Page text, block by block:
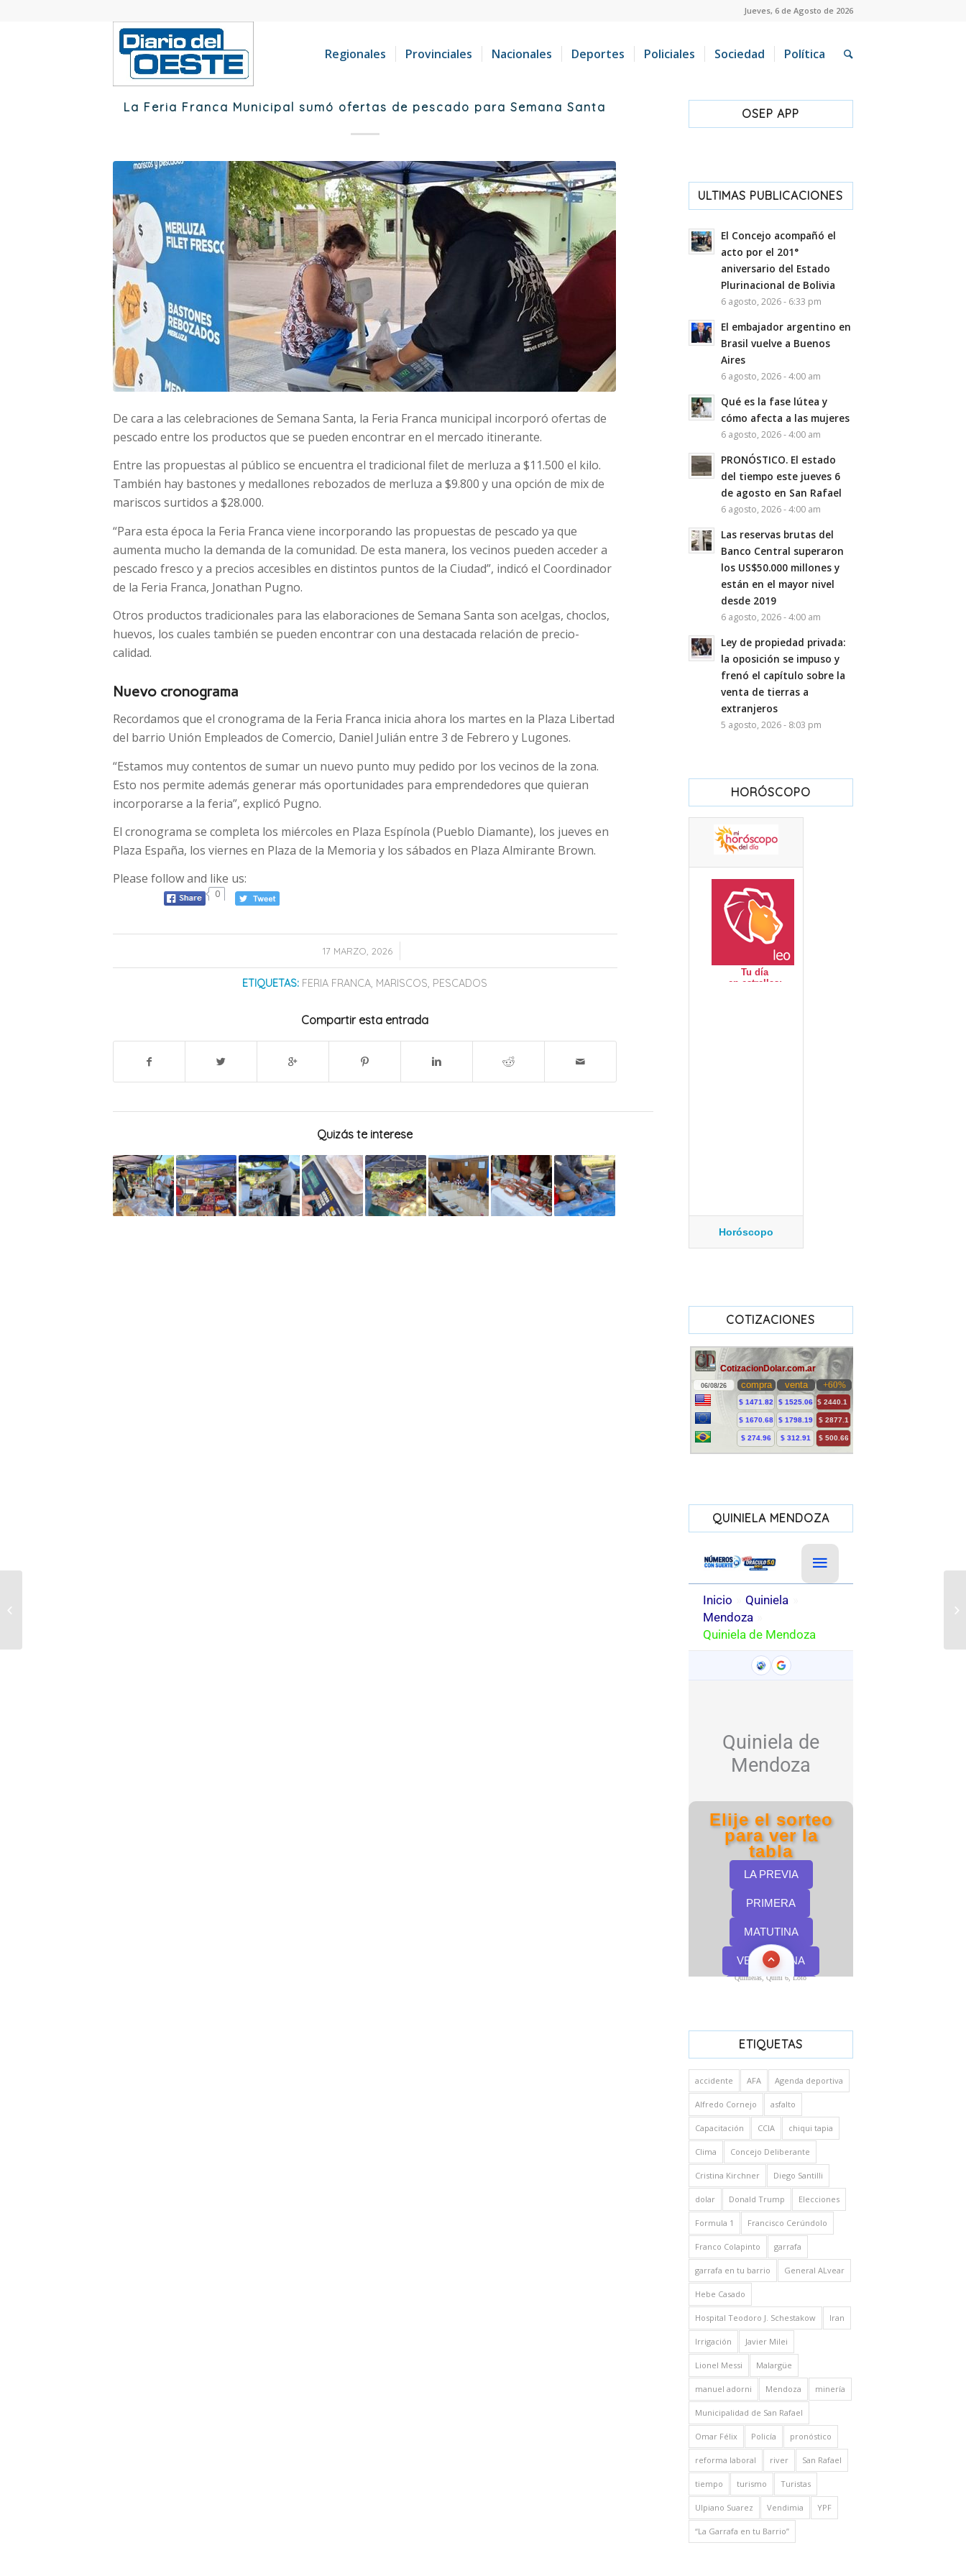
Jueves, 6 de Agosto de 2026
Regionales Provinciales Nacionales Deportes Policiales Sociedad Política
La Feria Franca Municipal sumó ofertas de pescado para Semana Santa
De cara a las celebraciones de Semana Santa, la Feria Franca municipal incorporó ofertas de
pescado entre los productos que se pueden encontrar en el mercado itinerante.
Entre las propuestas al público se encuentra el tradicional filet de merluza a $11.500 el kilo.
También hay bastones y medallones rebozados de merluza a $9.800 y una opción de mix de
mariscos surtidos a $28.000.
“Para esta época la Feria Franca viene incorporando las propuestas de pescado ya que
aumenta mucho la demanda de la comunidad. De esta manera, los vecinos pueden acceder a
pescado fresco y a precios accesibles en distintos puntos de la Ciudad”, indicó el Coordinador
de la Feria Franca, Jonathan Pugno.
Otros productos tradicionales para las elaboraciones de Semana Santa son acelgas, choclos,
huevos, los cuales también se pueden encontrar con una destacada relación de precio-
calidad.
Nuevo cronograma
Recordamos que el cronograma de la Feria Franca inicia ahora los martes en la Plaza Libertad
del barrio Unión Empleados de Comercio, Daniel Julián entre 3 de Febrero y Lugones.
“Estamos muy contentos de sumar un nuevo punto muy pedido por los vecinos de la zona.
Esto nos permite además generar más oportunidades para emprendedores que quieran
incorporarse a la feria”, explicó Pugno.
El cronograma se completa los miércoles en Plaza Espínola (Pueblo Diamante), los jueves en
Plaza España, los viernes en Plaza de la Memoria y los sábados en Plaza Almirante Brown.
Please follow and like us:
0
17 MARZO, 2026
/
ETIQUETAS: FERIA FRANCA, MARISCOS, PESCADOS
Compartir esta entrada
Quizás te interese
OSEP APP
ULTIMAS PUBLICACIONES
El Concejo acompañó el
acto por el 201°
aniversario del Estado
Plurinacional de Bolivia
6 agosto, 2026 - 6:33 pm
El embajador argentino en
Brasil vuelve a Buenos
Aires
6 agosto, 2026 - 4:00 am
Qué es la fase lútea y
cómo afecta a las mujeres
6 agosto, 2026 - 4:00 am
PRONÓSTICO. El estado
del tiempo este jueves 6
de agosto en San Rafael
6 agosto, 2026 - 4:00 am
Las reservas brutas del
Banco Central superaron
los US$50.000 millones y
están en el mayor nivel
desde 2019
6 agosto, 2026 - 4:00 am
Ley de propiedad privada:
la oposición se impuso y
frenó el capítulo sobre la
venta de tierras a
extranjeros
5 agosto, 2026 - 8:03 pm
HORÓSCOPO
Horóscopo
COTIZACIONES
QUINIELA MENDOZA
Quinielas, Quini 6, Loto
ETIQUETAS
accidente AFA Agenda deportiva
Alfredo Cornejo asfalto
Capacitación CCIA chiqui tapia
Clima Concejo Deliberante
Cristina Kirchner Diego Santilli
dolar Donald Trump Elecciones
Formula 1 Francisco Cerúndolo
Franco Colapinto garrafa
garrafa en tu barrio General ALvear
Hebe Casado
Hospital Teodoro J. Schestakow Iran
Irrigación Javier Milei
Lionel Messi Malargüe
manuel adorni Mendoza minería
Municipalidad de San Rafael
Omar Félix Policía pronóstico
reforma laboral river San Rafael
tiempo turismo Turistas
Ulpiano Suarez Vendimia YPF
“La Garrafa en tu Barrio”